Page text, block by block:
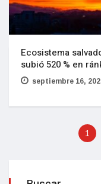
Ecosistema
subió 520 % en
septiembre 16,
1